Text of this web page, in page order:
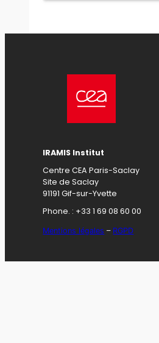
IRAMIS Institut
Centre CEA Paris-Saclay
Site de Saclay
91191 Gif-sur-Yvette
Phone. : +33 1 69 08 60 00
Mentions légales – RGPD